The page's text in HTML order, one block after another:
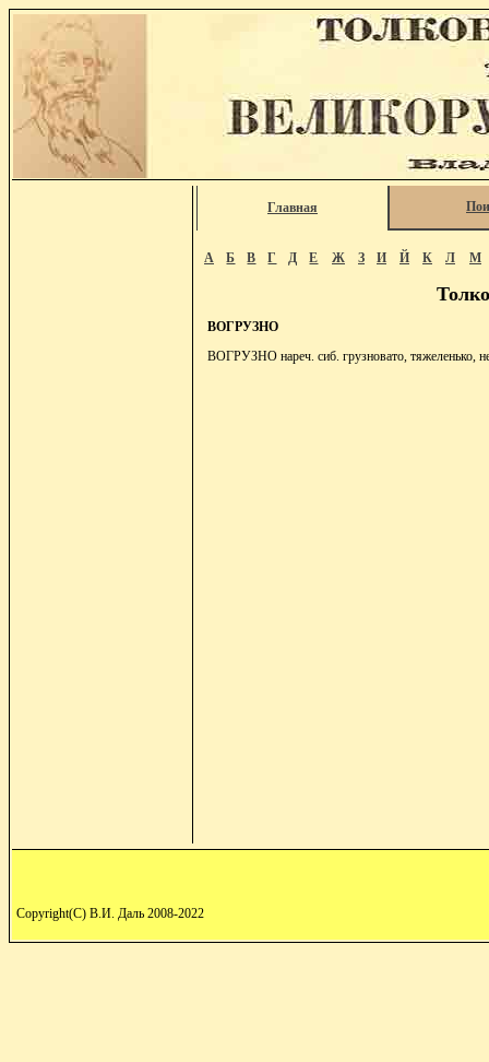
Главная
А Б В Г Д Е Ж З И Й К Л М
ВОГРУЗНО
ВОГРУЗНО нареч. сиб. грузновато, тяжеленько,
Copyright(C) В.И. Даль 2008-2022